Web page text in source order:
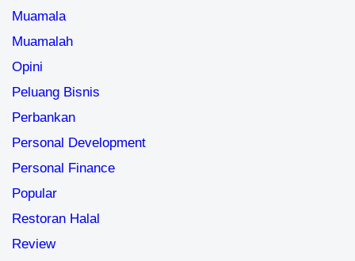
Muamala
Muamalah
Opini
Peluang Bisnis
Perbankan
Personal Development
Personal Finance
Popular
Restoran Halal
Review